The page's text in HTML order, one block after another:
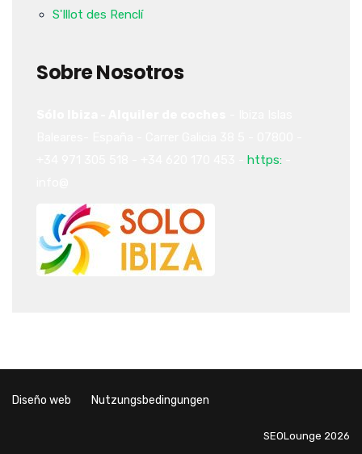
S'Illot des Renclí
Sobre Nosotros
https:
Diseño web Nutzungsbedingungen
SEOLounge 2026